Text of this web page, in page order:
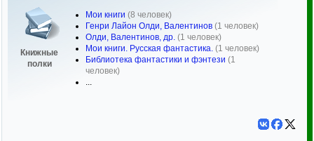
Книжные
полки
Мои книги (8 человек)
Генри Лайон Олди, Валентинов (1 человек)
Олди, Валентинов, др. (1 человек)
Мои книги. Русская фантастика. (1 человек)
Библиотека фантастики и фэнтези (1
человек)
...